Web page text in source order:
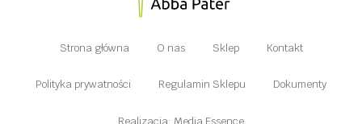
Strona główna O nas Sklep Kontakt
Polityka prywatności Regulamin Sklepu Dokumenty